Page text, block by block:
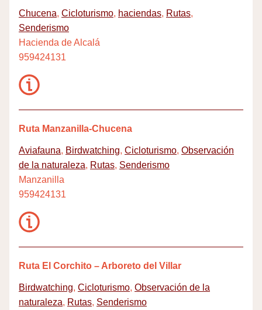
Chucena, Cicloturismo, haciendas, Rutas,
Senderismo
Hacienda de Alcalá
959424131
Ruta Manzanilla-Chucena
Aviafauna, Birdwatching, Cicloturismo, Observación
de la naturaleza, Rutas, Senderismo
Manzanilla
959424131
Ruta El Corchito – Arboreto del Villar
Birdwatching, Cicloturismo, Observación de la
naturaleza, Rutas, Senderismo